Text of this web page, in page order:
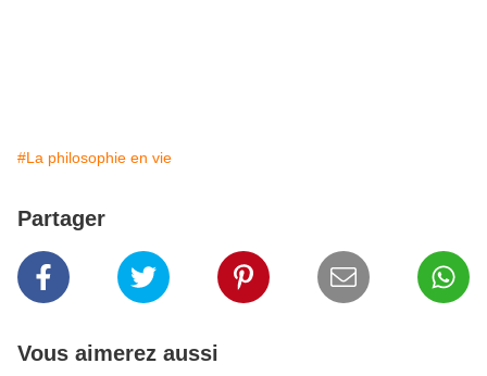
#La philosophie en vie
Partager
Vous aimerez aussi